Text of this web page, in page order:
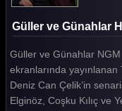
Güller ve
Güller ve
Güller ve
Güller ve
Güller ve
Güller ve Günahlar
Güller ve Günahlar NGM
ekranlarında
Deniz Can Çelik’in
Elginöz, Coşku Kılıç ve